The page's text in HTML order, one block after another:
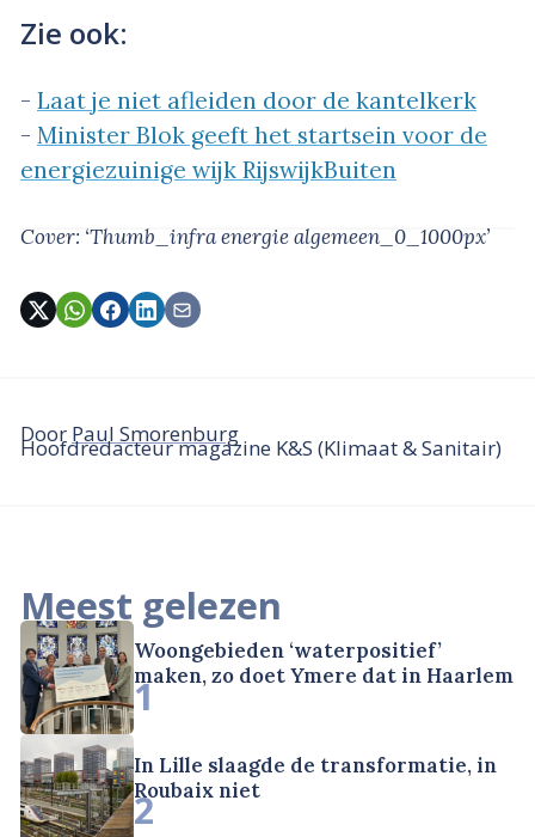
Zie ook:
- Laat je niet afleiden door de kantelkerk
- Minister Blok geeft het startsein voor de
energiezuinige wijk RijswijkBuiten
Cover: ‘Thumb_infra energie algemeen_0_1000px’
Door Paul Smorenburg
Hoofdredacteur magazine K&S (Klimaat & Sanitair)
Meest gelezen
Woongebieden ‘waterpositief’
maken, zo doet Ymere dat in Haarlem
1
In Lille slaagde de transformatie, in
Roubaix niet
2